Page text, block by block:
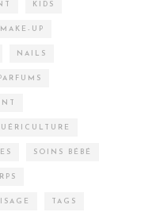
KIDS
MAKE-UP
NAILS
PARFUMS
SOINS BÉBÉ
TAGS